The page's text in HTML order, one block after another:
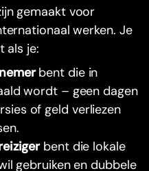
gemaakt voor
werken. Je
als je:
bent die in
wordt – geen dagen
of geld verliezen
bent die lokale
gebruiken en dubbele